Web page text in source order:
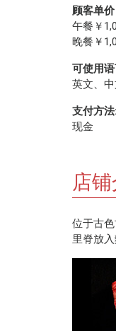
顾客单
午餐￥
晚餐￥
可使用
英文、
支付方法:
现金
店
位于古
里脊放